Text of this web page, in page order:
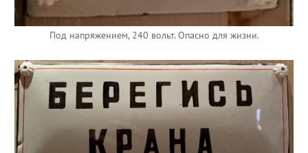
Под напряжением, 240 вольт. Опасно для жизни.